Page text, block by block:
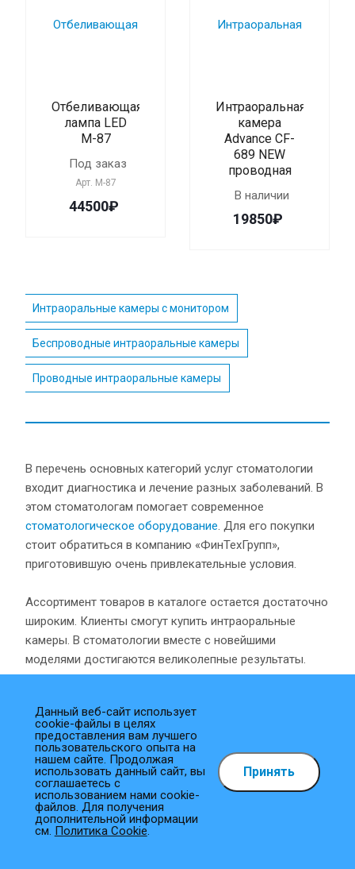
Отбеливающая
лампа LED
М-87
Под заказ
Арт. М-87
44500₽
Интраоральная
камера
Advance CF-
689 NEW
проводная
В наличии
19850₽
Интраоральные камеры с монитором
Беспроводные интраоральные камеры
Проводные интраоральные камеры
В перечень основных категорий услуг стоматологии
входит диагностика и лечение разных заболеваний. В
этом стоматологам помогает современное
стоматологическое оборудование. Для его покупки
стоит обратиться в компанию «ФинТехГрупп»,
приготовившую очень привлекательные условия.
Ассортимент товаров в каталоге остается достаточно
широким. Клиенты смогут купить интраоральные
камеры. В стоматологии вместе с новейшими
моделями достигаются великолепные результаты.
системы отбеливания
купить в Кемерове
Интраоральные камеры представляют собой
оборудование, с помощью которого специалисты
осуществляют исследование ротовой полости.
Модели характеризуются высокой точностью. К
Данный веб-сайт использует
cookie-файлы в целях
предоставления вам лучшего
пользовательского опыта на
нашем сайте. Продолжая
использовать данный сайт, вы
соглашаетесь с
использованием нами cookie-
файлов. Для получения
дополнительной информации
см. Политика Cookie.
Принять